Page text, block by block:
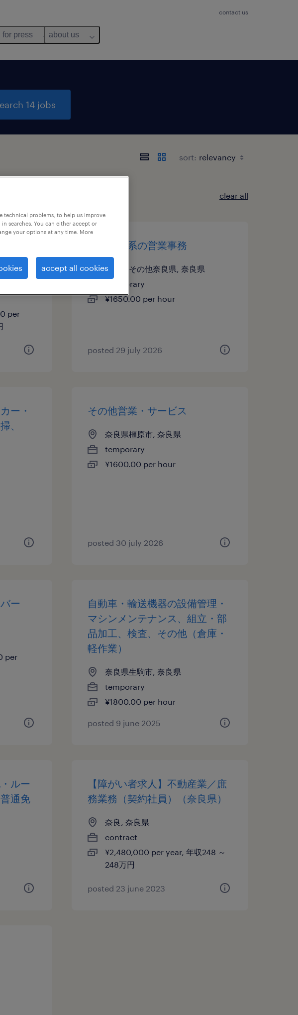
contact us
for press about us
14 jobs
sort:
clear all
全・
per
メーカー系の営業事務
奈良県その他奈良県, 奈良県
temporary
¥1650.00 per hour
posted 29 july 2026
ー・
、
その他営業・サービス
奈良県橿原市, 奈良県
temporary
¥1600.00 per hour
posted 30 july 2026
ー
per
自動車・輸送機器の設備管理・
マシンメンテナンス、組立・部
品加工、検査、その他（倉庫・
軽作業）
奈良県生駒市, 奈良県
temporary
¥1800.00 per hour
posted 9 june 2025
ルー
通免
【障がい者求人】不動産業／庶
務業務（契約社員）（奈良県）
奈良, 奈良県
contract
¥2,480,000 per year, 年収248 ～
248万円
posted 23 june 2023
technical problems, to help us improve
searches. You can either accept or
your options at any time. More
accept all cookies